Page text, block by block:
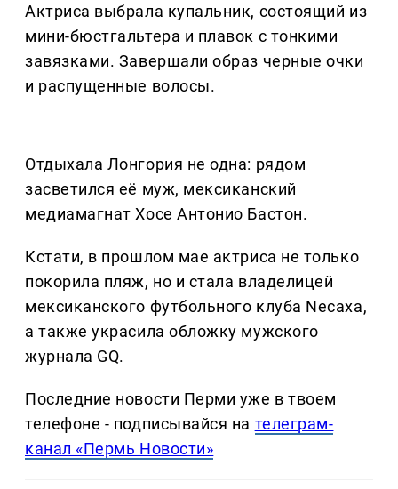
Актриса выбрала купальник, состоящий из
мини-бюстгальтера и плавок с тонкими
завязками. Завершали образ черные очки
и распущенные волосы.
Отдыхала Лонгория не одна: рядом
засветился её муж, мексиканский
медиамагнат Хосе Антонио Бастон.
Кстати, в прошлом мае актриса не только
покорила пляж, но и стала владелицей
мексиканского футбольного клуба Necaxa,
а также украсила обложку мужского
журнала GQ.
Последние новости Перми уже в твоем
телефоне - подписывайся на телеграм-
канал «Пермь Новости»